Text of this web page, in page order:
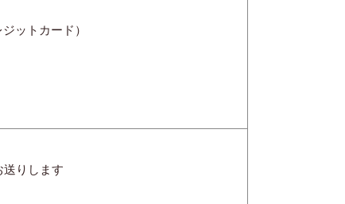
ットカード）
送りします